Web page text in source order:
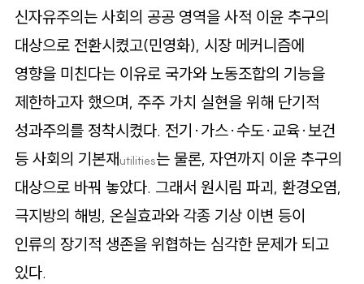
신자유주의는 사회의 공공 영역을 사적 이윤 추구의
대상으로 전환시켰고(민영화), 시장 메커니즘에
영향을 미친다는 이유로 국가와 노동조합의 기능을
제한하고자 했으며, 주주 가치 실현을 위해 단기적
성과주의를 정착시켰다. 전기·가스·수도·교육·보건
등 사회의 기본재utilities는 물론, 자연까지 이윤 추구의
대상으로 바꿔 놓았다. 그래서 원시림 파괴, 환경오염,
극지방의 해빙, 온실효과와 각종 기상 이변 등이
인류의 장기적 생존을 위협하는 심각한 문제가 되고
있다.